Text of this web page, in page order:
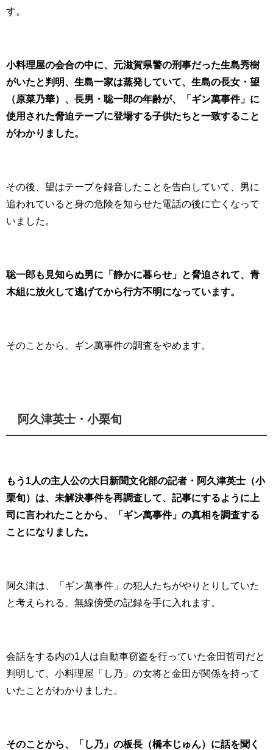
す。
小料理屋の会合の中に、元滋賀県警の刑事だった生島秀樹
がいたと判明、生島一家は蒸発していて、生島の長女・望
（原菜乃華）、長男・聡一郎の年齢が、「ギン萬事件」に
使用された脅迫テープに登場する子供たちと一致すること
がわかりました。
その後、望はテープを録音したことを告白していて、男に
追われていると身の危険を知らせた電話の後に亡くなって
いました。
聡一郎も見知らぬ男に「静かに暮らせ」と脅迫されて、青
木組に放火して逃げてから行方不明になっています。
そのことから、ギン萬事件の調査をやめます。
阿久津英士・小栗旬
もう1人の主人公の大日新聞文化部の記者・阿久津英士（小
栗旬）は、未解決事件を再調査して、記事にするように上
司に言われたことから、「ギン萬事件」の真相を調査する
ことになりました。
阿久津は、「ギン萬事件」の犯人たちがやりとりしていた
と考えられる、無線傍受の記録を手に入れます。
会話をする内の1人は自動車窃盗を行っていた金田哲司だと
判明して、小料理屋「し乃」の女将と金田が関係を持って
いたことがわかりました。
そのことから、「し乃」の板長（橋本じゅん）に話を聞く